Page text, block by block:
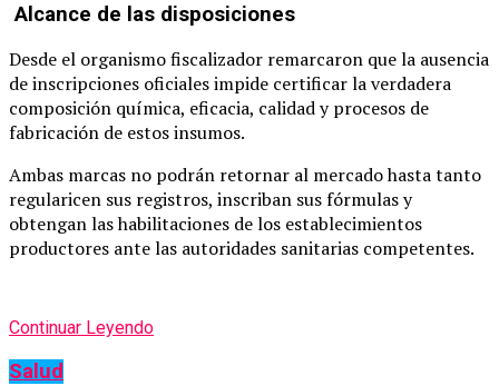
Alcance de las disposiciones
Desde el organismo fiscalizador remarcaron que la ausencia
de inscripciones oficiales impide certificar la verdadera
composición química, eficacia, calidad y procesos de
fabricación de estos insumos.
Ambas marcas no podrán retornar al mercado hasta tanto
regularicen sus registros, inscriban sus fórmulas y
obtengan las habilitaciones de los establecimientos
productores ante las autoridades sanitarias competentes.
Continuar Leyendo
Salud